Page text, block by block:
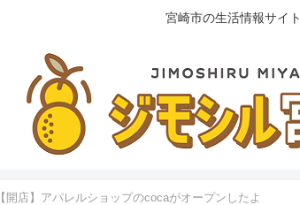
宮崎市の生活情報サイト
【開店】アパレルショップのcocaがオープンしたよ